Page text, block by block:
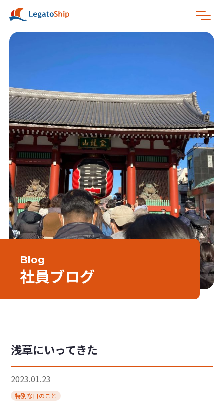
Blog
社員ブログ
浅草にいってきた
2023.01.23
特別な日のこと